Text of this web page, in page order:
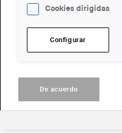
avantguarda-
Cookies dirigidas
Configurar
De acuerdo